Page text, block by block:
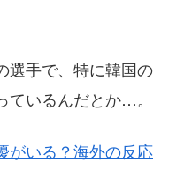
選手で、特に韓国の
ているんだとか…。
がいる？海外の反応